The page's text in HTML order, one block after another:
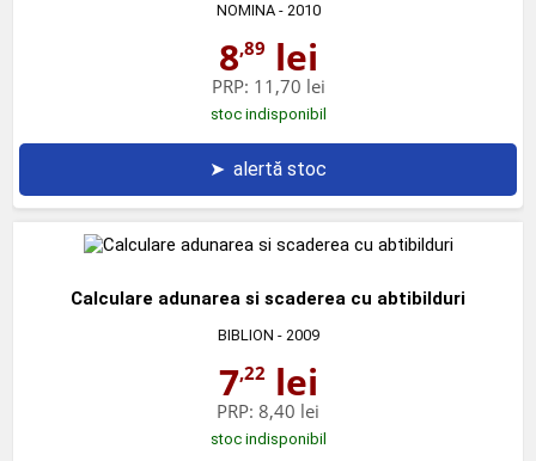
NOMINA- 2010
8,89 lei
PRP: 11,70 lei
stoc indisponibil
➤ alertă stoc
Calculare adunarea si scaderea cu abtibilduri
BIBLION - 2009
7,22lei
PRP: 8,40 lei
stoc indisponibil